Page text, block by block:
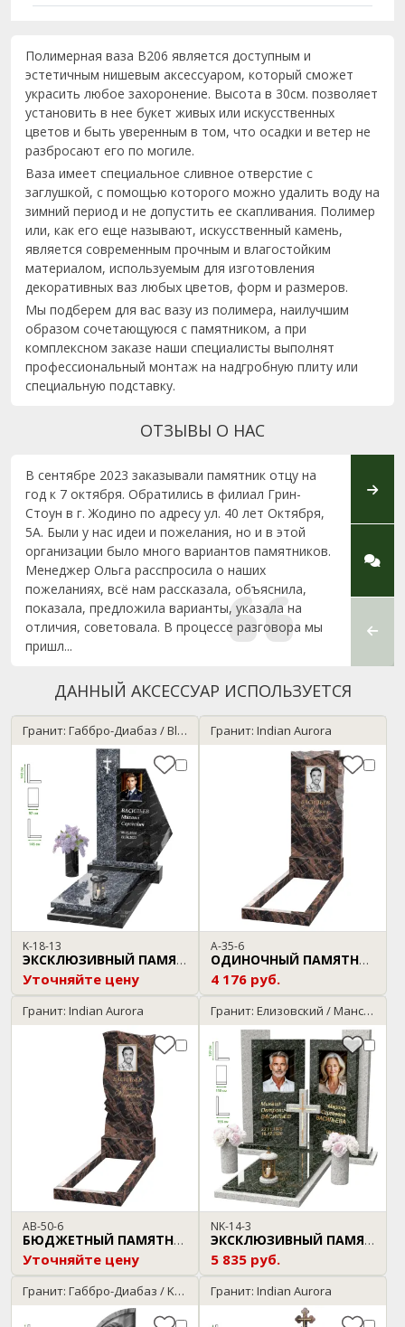
Полимерная ваза В206 является доступным и
эстетичным нишевым аксессуаром, который сможет
украсить любое захоронение. Высота в 30см. позволяет
установить в нее букет живых или искусственных
цветов и быть уверенным в том, что осадки и ветер не
разбросают его по могиле.
Ваза имеет специальное сливное отверстие с
заглушкой, с помощью которого можно удалить воду на
зимний период и не допустить ее скапливания. Полимер
или, как его еще называют, искусственный камень,
является современным прочным и влагостойким
материалом, используемым для изготовления
декоративных ваз любых цветов, форм и размеров.
Мы подберем для вас вазу из полимера, наилучшим
образом сочетающуюся с памятником, а при
комплексном заказе наши специалисты выполнят
профессиональный монтаж на надгробную плиту или
специальную подставку.
ОТЗЫВЫ О НАС
В сентябре 2023 заказывали памятник отцу на
год к 7 октября. Обратились в филиал Грин-
Стоун в г. Жодино по адресу ул. 40 лет Октября,
5А. Были у нас идеи и пожелания, но и в этой
организации было много вариантов памятников.
Менеджер Ольга расспросила о наших
пожеланиях, всё нам рассказала, объяснила,
показала, предложила варианты, указала на
отличия, советовала. В процессе разговора мы
пришл...
ДАННЫЙ АКСЕССУАР ИСПОЛЬЗУЕТСЯ
Гранит: Габбро-Диабаз / Blue Pearl
K-18-13
ЭКСКЛЮЗИВНЫЙ ПАМЯТНИК
Уточняйте цену
Гранит: Indian Aurora
A-35-6
ОДИНОЧНЫЙ ПАМЯТНИК
4 176 руб.
Гранит: Indian Aurora
AB-50-6
БЮДЖЕТНЫЙ ПАМЯТНИК
Уточняйте цену
Гранит: Елизовский / Мансуровский
NK-14-3
ЭКСКЛЮЗИВНЫЙ ПАМЯТНИК
5 835 руб.
Гранит: Габбро-Диабаз / Kuru Grey Гранит: Indian Aurora